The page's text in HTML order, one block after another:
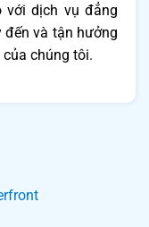
với dịch vụ đẳng
đến và tận hưởng
chúng tôi.